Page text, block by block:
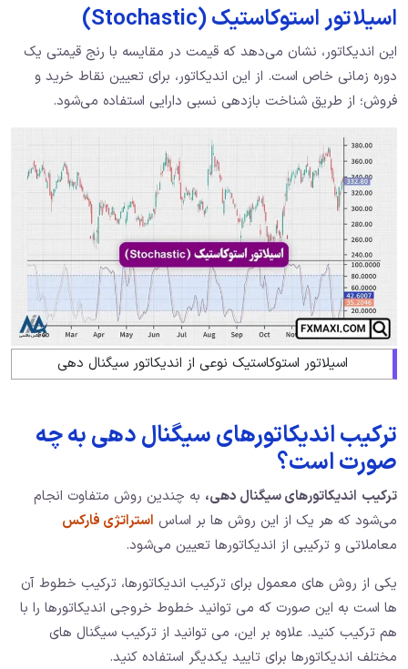
اسیلاتور استوکاستیک (Stochastic)
این اندیکاتور، نشان می‌دهد که قیمت در مقایسه با رنج قیمتی یک
دوره زمانی خاص است. از این اندیکاتور، برای تعیین نقاط خرید و
فروش؛ از طریق شناخت بازدهی نسبی دارایی استفاده می‌شود.
اسیلاتور استوکاستیک نوعی از اندیکاتور سیگنال دهی
ترکیب اندیکاتورهای سیگنال دهی به چه
صورت است؟
ترکیب اندیکاتورهای سیگنال دهی، به چندین روش متفاوت انجام
می‌شود که هر یک از این روش‌ ها بر اساس استراتژی فارکس
معاملاتی و ترکیبی از اندیکاتورها تعیین می‌شود.
یکی از روش‌ های معمول برای ترکیب اندیکاتورها، ترکیب خطوط آن
ها است به این صورت که می‌ توانید خطوط خروجی اندیکاتورها را با
هم ترکیب کنید. علاوه بر این، می‌ توانید از ترکیب سیگنال‌ های
مختلف اندیکاتورها برای تایید یکدیگر استفاده کنید.